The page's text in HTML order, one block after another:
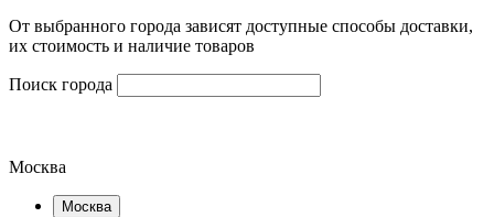
От выбранного города зависят доступные способы доставки,
их стоимость и наличие товаров
Поиск города
Москва
Москва